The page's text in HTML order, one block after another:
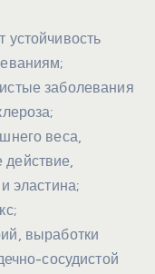
заболевания
веса,
эластина;
выработки
сосудистой